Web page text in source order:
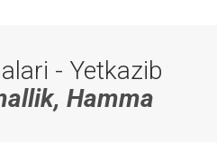
- Yetkazib
Hamma